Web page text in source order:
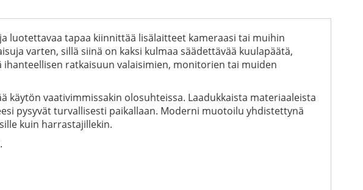
luotettavaa tapaa kiinnittää lisälaitteet kameraasi tai muihin
varten, sillä siinä on kaksi kulmaa säädettävää kuulapäätä,
ratkaisuun valaisimien, monitorien tai muiden
käytön vaativimmissakin olosuhteissa. Laadukkaista materiaaleista
pysyvät turvallisesti paikallaan. Moderni muotoilu yhdistettynä
kuin harrastajillekin.